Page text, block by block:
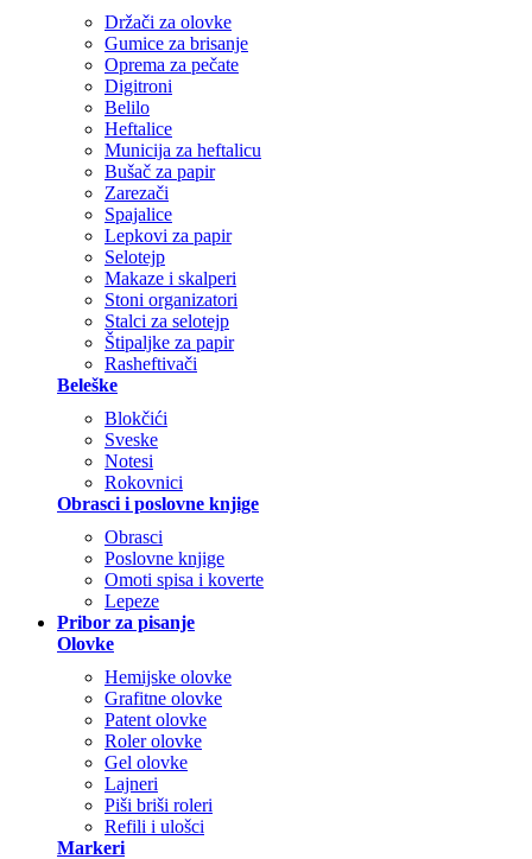
Držači za olovke
Gumice za brisanje
Oprema za pečate
Digitroni
Belilo
Heftalice
Municija za heftalicu
Bušač za papir
Zarezači
Spajalice
Lepkovi za papir
Selotejp
Makaze i skalperi
Stoni organizatori
Stalci za selotejp
Štipaljke za papir
Rasheftivači
Beleške
Blokčići
Sveske
Notesi
Rokovnici
Obrasci i poslovne knjige
Obrasci
Poslovne knjige
Omoti spisa i koverte
Lepeze
Pribor za pisanje
Olovke
Hemijske olovke
Grafitne olovke
Patent olovke
Roler olovke
Gel olovke
Lajneri
Piši briši roleri
Refili i ulošci
Markeri